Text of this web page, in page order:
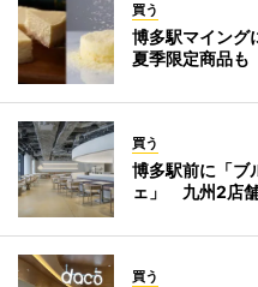
買う
博多駅マイング
夏季限定商品も
買う
博多駅前に「ブ
ェ」 九州2店
買う